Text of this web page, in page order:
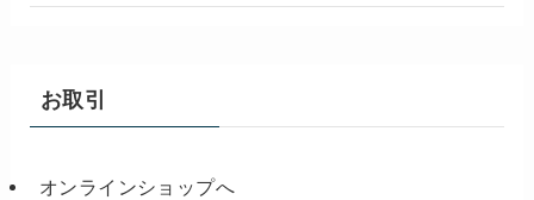
お取引
オンラインショップへ